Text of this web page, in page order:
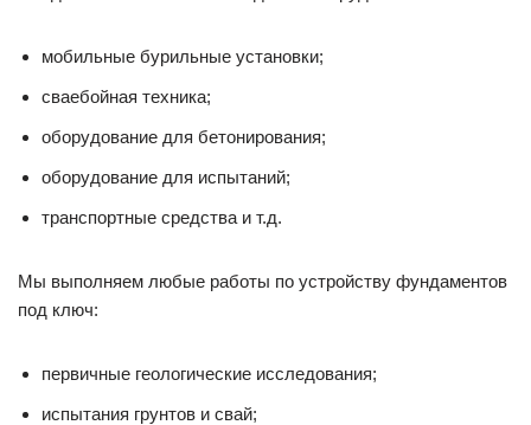
мобильные бурильные установки;
сваебойная техника;
оборудование для бетонирования;
оборудование для испытаний;
транспортные средства и т.д.
Мы выполняем любые работы по устройству фундаментов
под ключ:
первичные геологические исследования;
испытания грунтов и свай;